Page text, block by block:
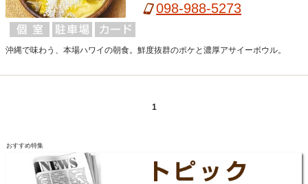
098-988-5273
沖縄で味わう、本場ハワイの朝食。鮮度抜群のポケと濃厚アサイーボウル。
1
おすすめ特集